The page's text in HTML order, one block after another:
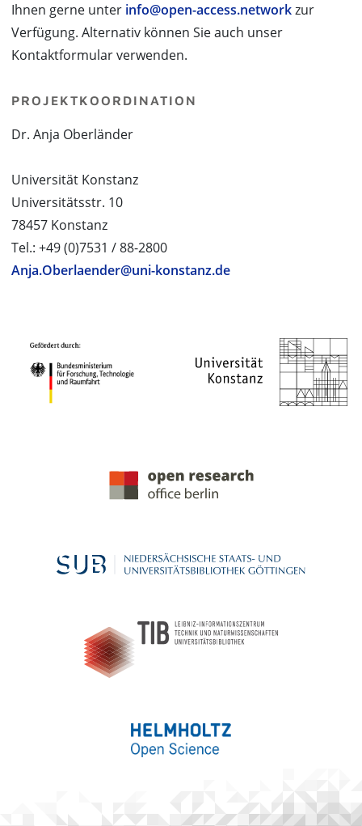
Ihnen gerne unter info@open-access.networkzur
Verfügung. Alternativ können Sie auch unser
Kontaktformular verwenden.
PROJEKTKOORDINATION
Dr. Anja Oberländer
Universität Konstanz
Universitätsstr. 10
78457 Konstanz
Tel.: +49 (0)7531 / 88-2800
Anja.Oberlaender@uni-konstanz.de